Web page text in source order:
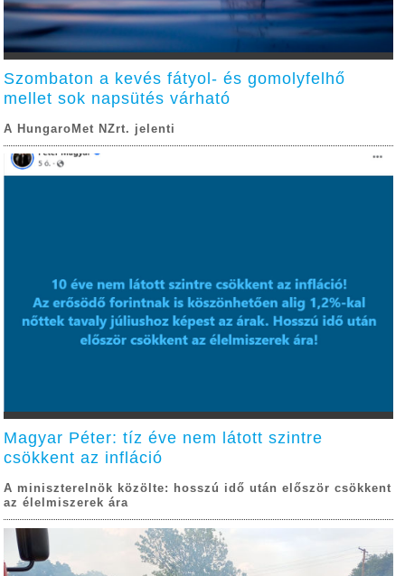
Szombaton a kevés fátyol- és gomolyfelhő
mellet sok napsütés várható
A HungaroMet NZrt. jelenti
Magyar Péter: tíz éve nem látott szintre
csökkent az infláció
A miniszterelnök közölte: hosszú idő után először csökkent
az élelmiszerek ára